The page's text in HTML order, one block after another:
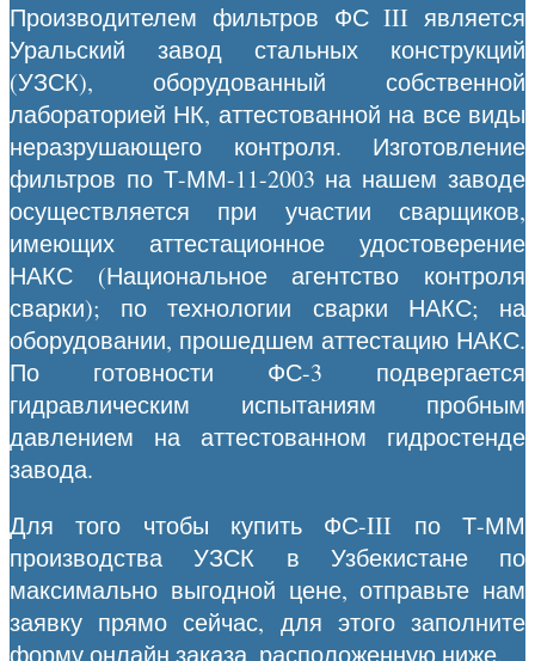
Производителем фильтров ФС III является
Уральский завод стальных конструкций
(УЗСК), оборудованный собственной
лабораторией НК, аттестованной на все виды
неразрушающего контроля. Изготовление
фильтров по Т-ММ-11-2003 на нашем заводе
осуществляется при участии сварщиков,
имеющих аттестационное удостоверение
НАКС (Национальное агентство контроля
сварки); по технологии сварки НАКС; на
оборудовании, прошедшем аттестацию НАКС.
По готовности ФС-3 подвергается
гидравлическим испытаниям пробным
давлением на аттестованном гидростенде
завода.
Для того чтобы купить ФС-III по Т-ММ
производства УЗСК в Узбекистане по
максимально выгодной цене, отправьте нам
заявку прямо сейчас, для этого заполните
форму онлайн заказа, расположенную ниже.